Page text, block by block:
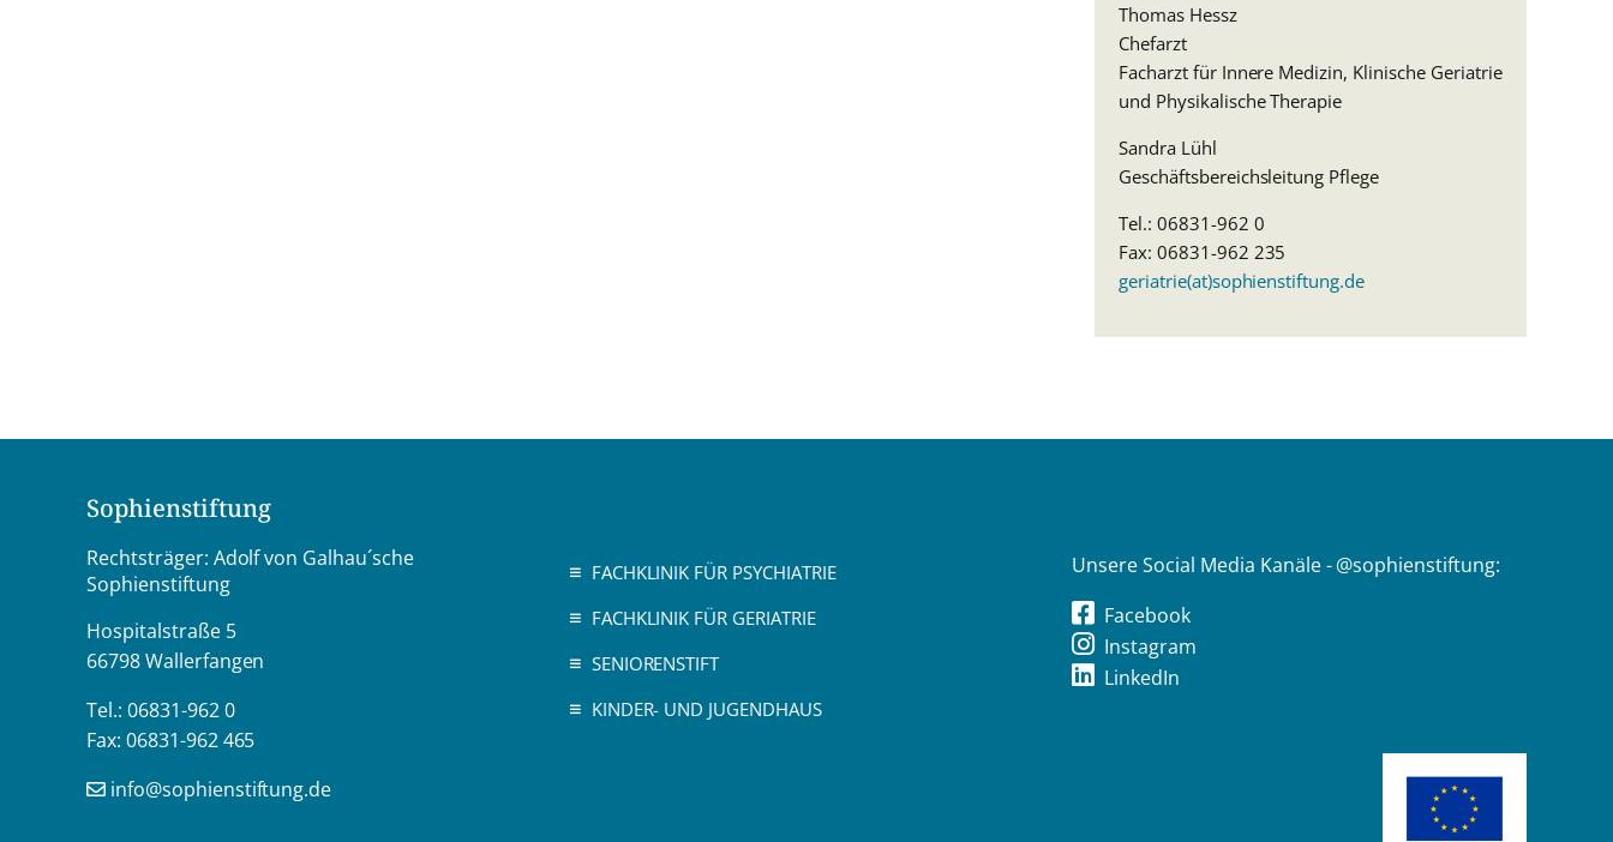
Thomas Hessz
Chefarzt
Facharzt für Innere Medizin, Klinische Geriatrie
und Physikalische Therapie
Sandra Lühl
Geschäftsbereichsleitung Pflege
Tel.: 06831-962 0
Fax: 06831-962 235
geriatrie(at)sophienstiftung.de
Sophienstiftung
Rechtsträger: Adolf von Galhau´sche
Sophienstiftung
Hospitalstraße 5
66798 Wallerfangen
Tel.: 06831-962 0
Fax: 06831-962 465
info@sophienstiftung.de
FACHKLINIK FÜR PSYCHIATRIE
FACHKLINIK FÜR GERIATRIE
SENIORENSTIFT
KINDER- UND JUGENDHAUS
Unsere Social Media Kanäle - @sophienstiftung:
Facebook
Instagram
LinkedIn